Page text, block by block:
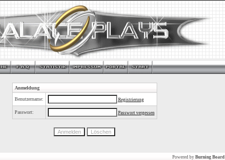
Anmeldung
Benutzername: Registrierung
Passwort: Passwort vergessen
Powered by Burning Board